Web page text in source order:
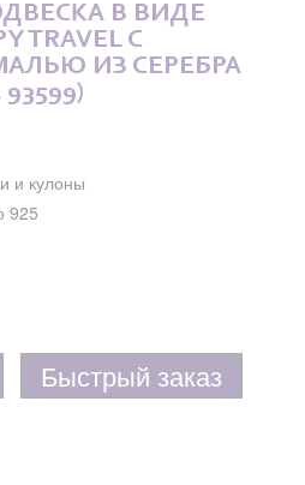
В ВИДЕ
TRAVEL C
ИЗ СЕРЕБРА
и кулоны
925
Быстрый заказ